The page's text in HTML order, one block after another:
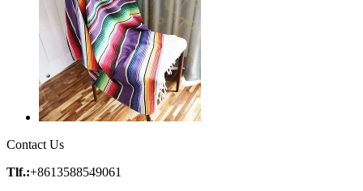
Contact Us
Tlf.:+8613588549061